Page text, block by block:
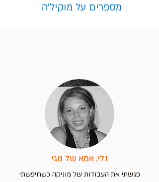
לימוד מהנה לילדים
מחיר
הוספה לסל
בירה
מחיר
הוספה לסל
מחיר‏25.00 ‏₪
הוספה לסל
חווית למידה מהנה לילדים!
מחיר
הוספה לסל
מספרים על מוקיל'ה
גלי, אמא של נוגי
פגשתי את העבודות של מוניקה כשחיפשתי